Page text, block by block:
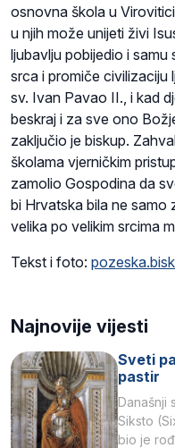
osnovna škola u
u njih može unijeti živi
ljubavlju pobijedio i samu
srca i promiče
sv. Ivan Pavao II., i kad
beskraj i za sve ono
zaključio je biskup.
školama vjerničkim
zamolio Gospodina da
bi Hrvatska bila ne samo
velika po velikim srcima
Tekst i foto:
Najnovije vijesti
Sveti
pastir
Današnji
Siksto
bio je